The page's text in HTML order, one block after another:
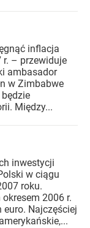
inflacja
– przewiduje
ambasador
w Zimbabwe
Między...
inwestycji
w ciągu
roku.
2006 r.
Najczęściej